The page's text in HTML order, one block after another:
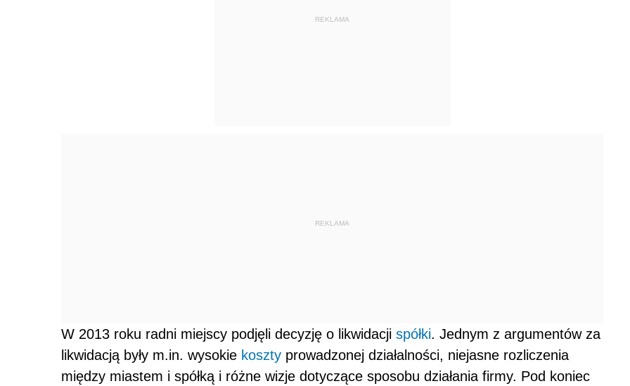
REKLAMA
REKLAMA
W 2013 roku radni miejscy podjęli decyzję o likwidacji spółki. Jednym z argumentów za
likwidacją były m.in. wysokie koszty prowadzonej działalności, niejasne rozliczenia
między miastem i spółką i różne wizje dotyczące sposobu działania firmy. Pod koniec